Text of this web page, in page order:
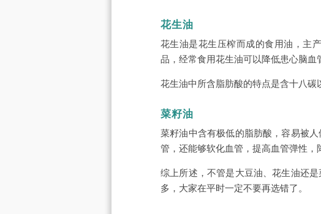
花生油
花生油是花生压榨而成的食用油，主
品，经常食用花生油可以降低患心脑血
花生油中所含脂肪酸的特点是含十八碳
菜籽油
菜籽油中含有极低的脂肪酸，容易被
管，还能够软化血管，提高血管弹性，
综上所述，不管是大豆油、花生油还
多，大家在平时一定不要再选错了。